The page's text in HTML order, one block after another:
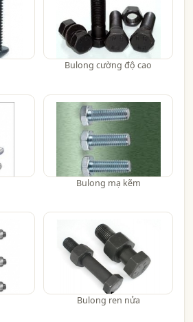
Bulong cường độ cao
Bulong mạ kẽm
Bulong ren nửa